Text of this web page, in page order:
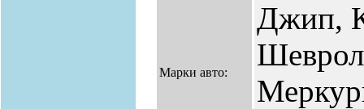
Марки авто:
Джип,